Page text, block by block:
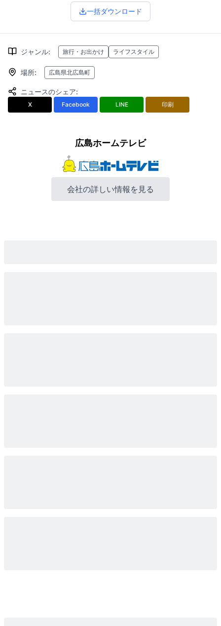
一括ダウンロード
ジャンル: 旅行・お出かけ ライフスタイル
場所: 広島県北広島町
ニュースのシェア:
X Facebook LINE 印刷
広島ホームテレビ
会社の詳しい情報を見る